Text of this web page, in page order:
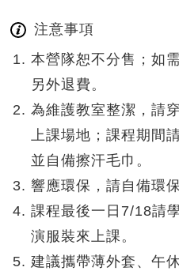
注意事項
本營隊恕不分售；如
另外退費。
為維護教室整潔，請
上課場地；課程期間
並自備擦汗毛巾。
響應環保，請自備環
課程最後一日7/18請
演服裝來上課。
建議攜帶薄外套、午